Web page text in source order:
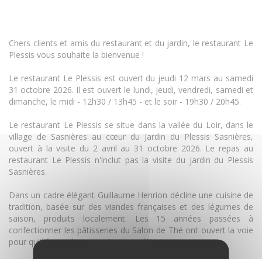
Chers clients et amis du restaurant et du jardin, le restaurant Le
Plessis vous souhaite la bienvenue !
Le restaurant Le Plessis est ouvert du jeudi 12 mars au samedi
31 octobre 2026. Il est ouvert le lundi, jeudi, vendredi, samedi et
dimanche, le midi - 12h30 / 13h45 - et le soir - 19h30 / 20h45.
Le restaurant Le Plessis se situe dans la vallée du Loir, dans le
village de Sasnières au cœur du Jardin du Plessis Sasnières,
ouvert à la visite du 2 avril au 31 octobre 2026. Le repas au
restaurant Le Plessis n'inclut pas la visite du jardin du Plessis
Sasnières.
Dans un cadre élégant Guillaume Henrion décline une cuisine de
tradition, basée sur des viandes françaises et des légumes de
saison, produits localement. Les 15 années passées à
confectionner les pâtisseries du Salon de Thé ont ouvert la voie
pour qu'il fasse de sa passion un métier.